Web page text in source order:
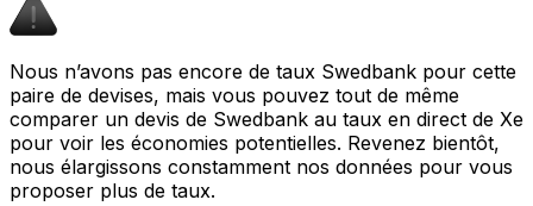
Nous n’avons pas encore de taux Swedbank pour cette
paire de devises, mais vous pouvez tout de même
comparer un devis de Swedbank au taux en direct de Xe
pour voir les économies potentielles. Revenez bientôt,
nous élargissons constamment nos données pour vous
proposer plus de taux.